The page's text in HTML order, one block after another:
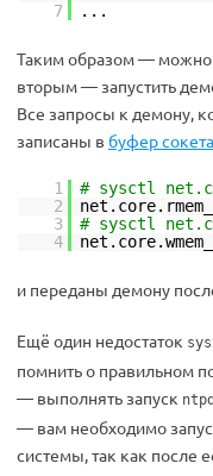
7
...
Таким образом — можно
вторым — запустить
Все запросы к демону,
записаны в буфер сокета
1
# sysctl
2
3
# sysctl
4
и переданы демону
Ещё один недостаток
помнить о правильном
— выполнять запуск ntpd
— вам необходимо
системы, так как после